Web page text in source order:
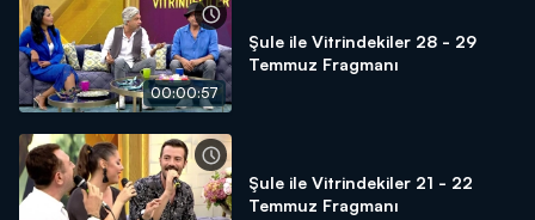
00:00:57
Şule ile Vitrindekiler 28 - 29
Temmuz Fragmanı
Şule ile Vitrindekiler 21 - 22
Temmuz Fragmanı